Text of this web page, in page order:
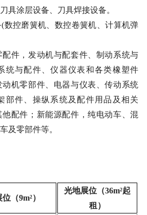
具涂层设备、刀具焊接设备。
(数控磨簧机、数控卷簧机、计算机弹
配件，发动机与配套件、制动系统与
统与配件、仪器仪表和各类橡塑件
机零部件、电器与仪表、传动系统
部件、操纵系统及配件用品及相关
配件；新能源配件，纯电动车、混
及零部件等。
位（9m²）
光地展位（36m²起
租）